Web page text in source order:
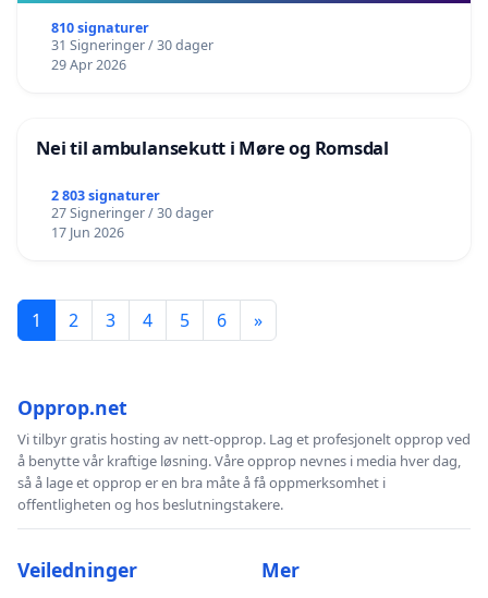
810 signaturer
31 Signeringer / 30 dager
29 Apr 2026
Nei til ambulansekutt i Møre og Romsdal
2 803 signaturer
27 Signeringer / 30 dager
17 Jun 2026
1 2 3 4 5 6 »
Opprop.net
Vi tilbyr gratis hosting av nett-opprop. Lag et profesjonelt opprop ved
å benytte vår kraftige løsning. Våre opprop nevnes i media hver dag,
så å lage et opprop er en bra måte å få oppmerksomhet i
offentligheten og hos beslutningstakere.
Veiledninger Mer